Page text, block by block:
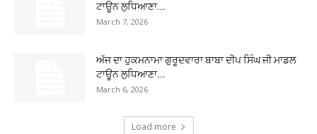
ਟਾਊਨ ਲੁਧਿਆਣਾ...
March 7, 2026
ਅੱਜ ਦਾ ਹੁਕਮਨਾਮਾ ਗੁਰੂਦਵਾਰਾ ਬਾਬਾ ਦੀਪ ਸਿੰਘ ਜੀ ਮਾਡਲ
ਟਾਊਨ ਲੁਧਿਆਣਾ...
March 6, 2026
Load more